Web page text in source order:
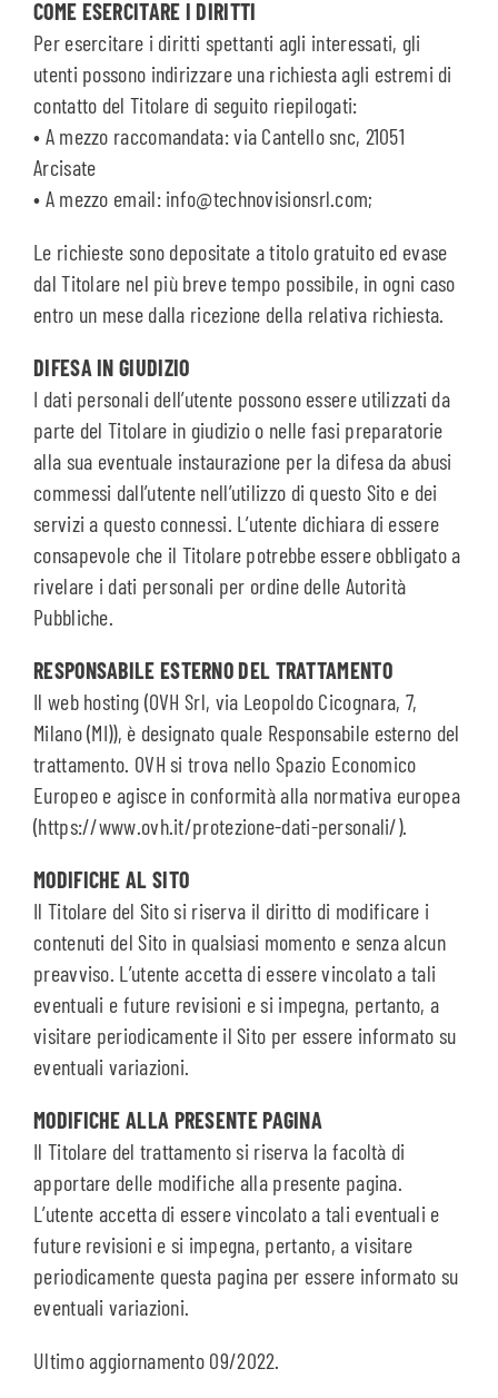
COME ESERCITARE I DIRITTI
Per esercitare i diritti spettanti agli interessati, gli
utenti possono indirizzare una richiesta agli estremi di
contatto del Titolare di seguito riepilogati:
• A mezzo raccomandata: via Cantello snc, 21051
Arcisate
• A mezzo email: info@technovisionsrl.com;
Le richieste sono depositate a titolo gratuito ed evase
dal Titolare nel più breve tempo possibile, in ogni caso
entro un mese dalla ricezione della relativa richiesta.
DIFESA IN GIUDIZIO
I dati personali dell’utente possono essere utilizzati da
parte del Titolare in giudizio o nelle fasi preparatorie
alla sua eventuale instaurazione per la difesa da abusi
commessi dall’utente nell’utilizzo di questo Sito e dei
servizi a questo connessi. L’utente dichiara di essere
consapevole che il Titolare potrebbe essere obbligato a
rivelare i dati personali per ordine delle Autorità
Pubbliche.
RESPONSABILE ESTERNO DEL TRATTAMENTO
Il web hosting (OVH Srl, via Leopoldo Cicognara, 7,
Milano (MI)), è designato quale Responsabile esterno del
trattamento. OVH si trova nello Spazio Economico
Europeo e agisce in conformità alla normativa europea
(https://www.ovh.it/protezione-dati-personali/).
MODIFICHE AL SITO
Il Titolare del Sito si riserva il diritto di modificare i
contenuti del Sito in qualsiasi momento e senza alcun
preavviso. L’utente accetta di essere vincolato a tali
eventuali e future revisioni e si impegna, pertanto, a
visitare periodicamente il Sito per essere informato su
eventuali variazioni.
MODIFICHE ALLA PRESENTE PAGINA
Il Titolare del trattamento si riserva la facoltà di
apportare delle modifiche alla presente pagina.
L’utente accetta di essere vincolato a tali eventuali e
future revisioni e si impegna, pertanto, a visitare
periodicamente questa pagina per essere informato su
eventuali variazioni.
Ultimo aggiornamento 09/2022.